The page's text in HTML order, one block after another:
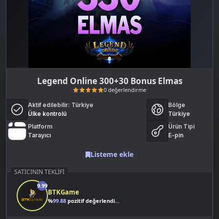
Legend Online 300+30 Bonus Elmas
Aktif edilebilir: Türkiye
Ülke kontrolü
Bölge
Türkiye
Platform
Tarayıcı
Ürün Tipi
E-pin
Listeme ekle
SATICININ TEKLIFI
9.99
BTKGame
%99.88 pozitif değerlendirme